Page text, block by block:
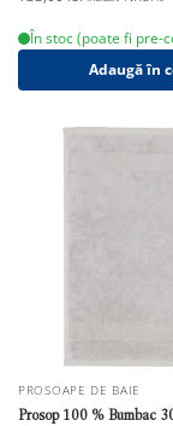
În stoc (poate fi pre-
Adaugă în
PROSOAPE DE BAIE
Prosop 100 % Bumbac